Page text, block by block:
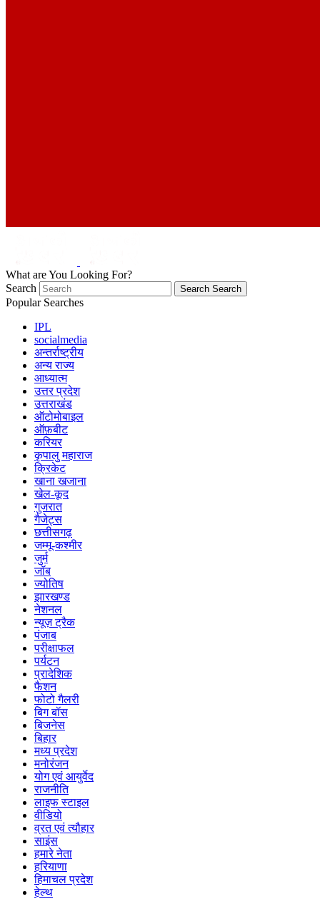
What are You Looking For?
Search
Search Search
Popular Searches
IPL
socialmedia
अन्तर्राष्ट्रीय
अन्य राज्य
आध्यात्म
उत्तर प्रदेश
उत्तराखंड
ऑटोमोबाइल
ऑफ़बीट
करियर
कृपालु महाराज
क्रिकेट
खाना खजाना
खेल-कूद
गुजरात
गैजेट्स
छत्तीसगढ़
जम्मू-कश्मीर
जुर्म
जॉब
ज्योतिष
झारखण्ड
नेशनल
न्यूज़ ट्रैक
पंजाब
परीक्षाफल
पर्यटन
प्रादेशिक
फैशन
फोटो गैलरी
बिग बॉस
बिजनेस
बिहार
मध्य प्रदेश
मनोरंजन
योग एवं आयुर्वेद
राजनीति
लाइफ स्टाइल
वीडियो
व्रत एवं त्यौहार
साइंस
हमारे नेता
हरियाणा
हिमाचल प्रदेश
हेल्थ